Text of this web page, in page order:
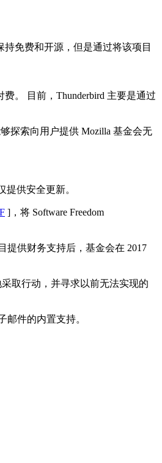
持免费和开源，但是通过将该项目
。 目前，Thunderbird 主要是通过
探索向用户提供 Mozilla 基金会无
提供安全更新。
]，将 Software Freedom
提供财务支持后，基金会在 2017
采取行动，并寻求以前无法实现的
邮件的内置支持。